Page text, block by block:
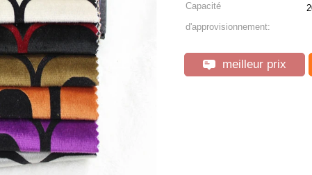
Capacité
d'approvisionnement:
meilleur prix